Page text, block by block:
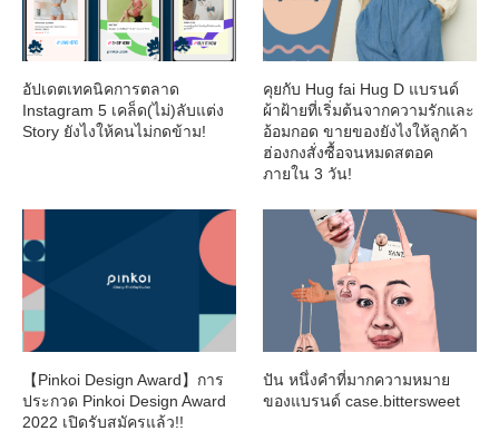
อัปเดตเทคนิคการตลาด
Instagram 5 เคล็ด(ไม่)ลับแต่ง
Story ยังไงให้คนไม่กดข้าม!
คุยกับ Hug fai Hug D แบรนด์
ผ้าฝ้ายที่เริ่มต้นจากความรักและ
อ้อมกอด ขายของยังไงให้ลูกค้า
ฮ่องกงสั่งซื้อจนหมดสตอค
ภายใน 3 วัน!
【Pinkoi Design Award】การ
ประกวด Pinkoi Design Award
2022 เปิดรับสมัครแล้ว!!
ปัน หนึ่งคำที่มากความหมาย
ของแบรนด์ case.bittersweet